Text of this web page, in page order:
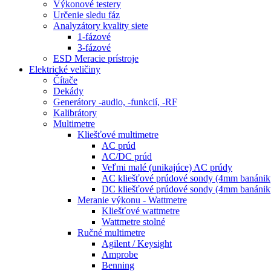
Výkonové testery
Určenie sledu fáz
Analyzátory kvality siete
1-fázové
3-fázové
ESD Meracie prístroje
Elektrické veličiny
Čítače
Dekády
Generátory -audio, -funkcií, -RF
Kalibrátory
Multimetre
Kliešťové multimetre
AC prúd
AC/DC prúd
Veľmi malé (unikajúce) AC prúdy
AC kliešťové prúdové sondy (4mm
DC kliešťové prúdové sondy (4mm
Meranie výkonu - Wattmetre
Kliešťové wattmetre
Wattmetre stolné
Ručné multimetre
Agilent / Keysight
Amprobe
Benning